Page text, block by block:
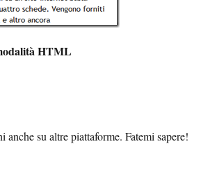
HTML
anche su altre piattaforme. Fatemi sapere!